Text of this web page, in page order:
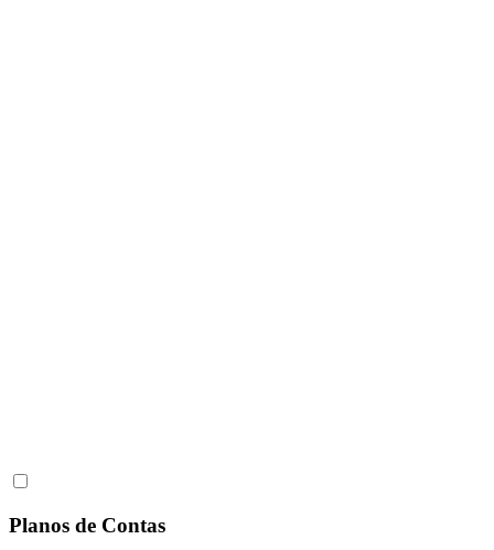
Planos de Contas